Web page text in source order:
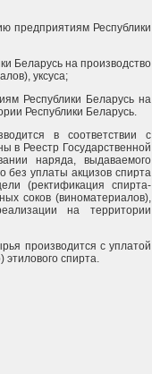
предприятиям Республики
Беларусь на производство
уксуса;
Республики Беларусь на
Республики Беларусь.
в соответствии с
в Реестр Государственной
наряда, выдаваемого
без уплаты акцизов спирта
(ректификация спирта-
соков (виноматериалов),
на территории
производится с уплатой
этилового спирта.